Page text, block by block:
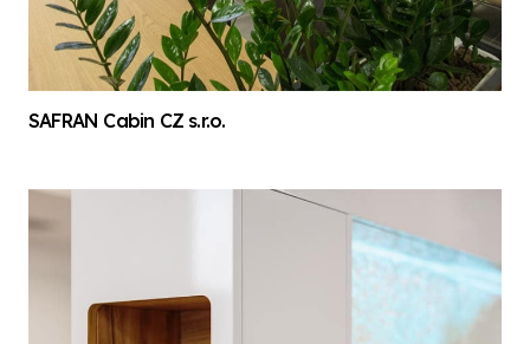
SAFRAN Cabin CZ s.r.o.